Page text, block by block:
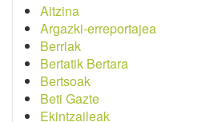
Aitzina
Argazki-erreportajea
Berriak
Bertatik Bertara
Bertsoak
Beti Gazte
Ekintzaileak